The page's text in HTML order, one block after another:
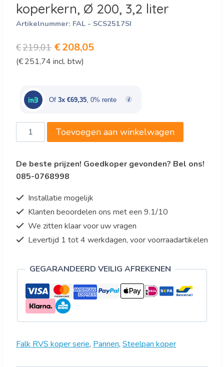
koperkern, Ø 200, 3,2 liter
Artikelnummer: FAL - SCS2517SI
€219,01 Oorspronkelijke
prijs
€219,01.
€208,05Huidige
€208,05.
(€251,74 incl. btw)
Of 3x €69,35, 0% rente
Falk
Steelpan,
koperkern,
Ø
3,2
liter
aantal
Toevoegen aan winkelwagen
De beste prijzen! Goedkoper gevonden? Bel ons!
085-0768998
Installatie mogelijk
Klanten beoordelen ons met een 9.1/10
We zitten klaar voor uw vragen
Levertijd 1 tot 4 werkdagen, voor voorraadartikelen
GEGARANDEERD VEILIG AFREKENEN
Falk RVS koper serie, Pannen, Steelpan koper